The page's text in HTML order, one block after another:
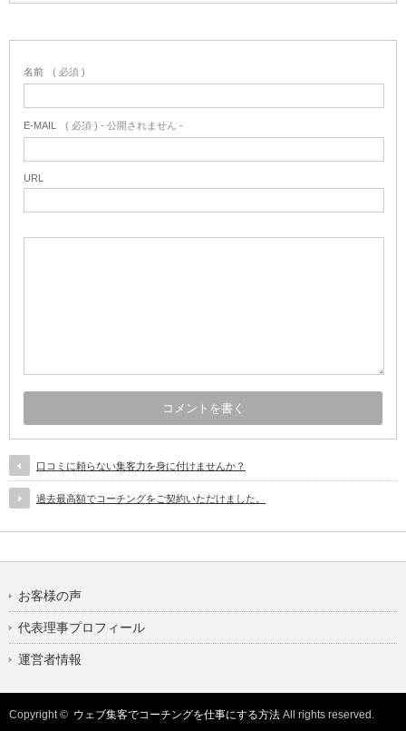
名前 ( 必須 )
E-MAIL ( 必須 ) - 公開されません -
URL
口コミに頼らない集客力を身に付けませんか？
過去最高額でコーチングをご契約いただけました。
お客様の声
代表理事プロフィール
運営者情報
Copyright © ウェブ集客でコーチングを仕事にする方法 All rights reserved.